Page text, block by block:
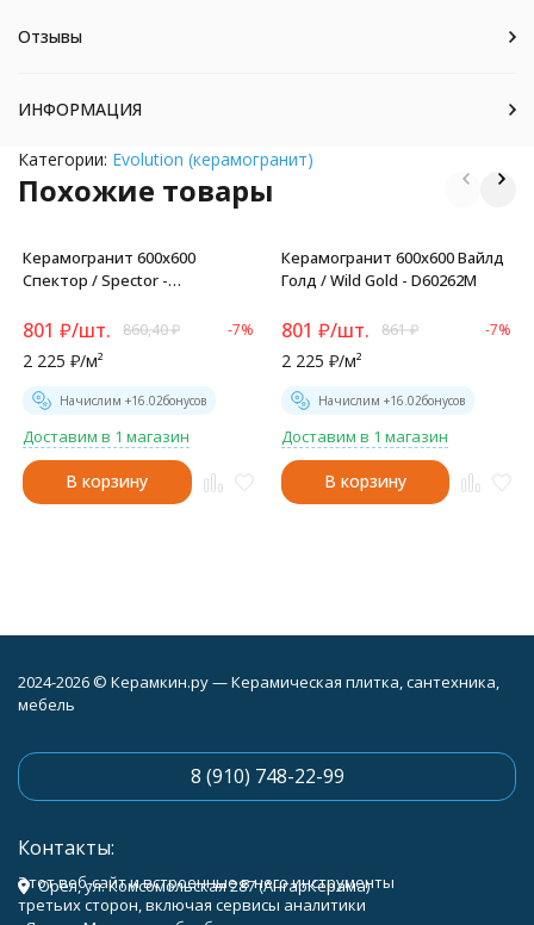
Отзывы
ИНФОРМАЦИЯ
Категории: Evolution (керамогранит)
Похожие товары
Керамогранит 600x600
Спектор / Spector -
801 ₽/шт. 860,40₽ -7%
2 225 ₽/м²
Начислим +16.02бонусов
Доставим в 1 магазин
В корзину
Керамогранит 600x600 Вайлд
Голд / Wild Gold - D60262M
801 ₽/шт. 861₽ -7%
2 225 ₽/м²
Начислим +16.02бонусов
Доставим в 1 магазин
В корзину
2024-2026 © Керамкин.ру — Керамическая плитка, сантехника,
мебель
8 (910) 748-22-99
Контакты:
Орёл, ул. Комсомольская 287 (АнгарКерама)
Этот веб-сайт и встроенные в него инструменты
третьих сторон, включая сервисы аналитики